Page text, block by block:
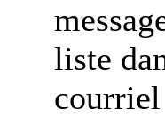
liste